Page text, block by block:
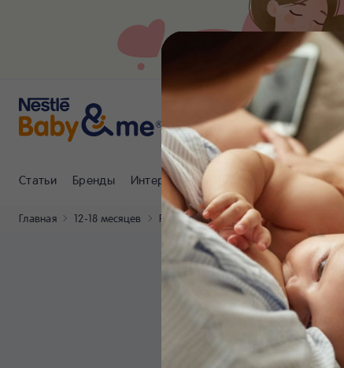
Статьи Бренды Интернет-магазин Клуб Nestlé
Главная 12-18 месяцев Рецепты Смузи с бананом и киви